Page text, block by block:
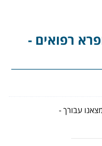
רפואים -
עבורך -